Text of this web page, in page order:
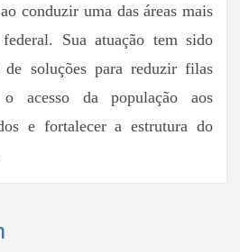
conduzir uma das áreas mais
Sua atuação tem sido
de soluções para reduzir filas
acesso da população aos
e fortalecer a estrutura do